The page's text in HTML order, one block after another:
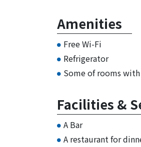
Amenities
Free Wi-Fi
Refrigerator
Some of rooms
Facilities &
A Bar
A restaurant for